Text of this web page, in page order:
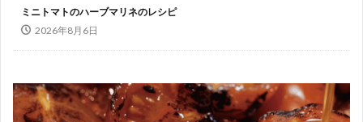
ミニトマトのハーブマリネのレシピ
2026年8月6日